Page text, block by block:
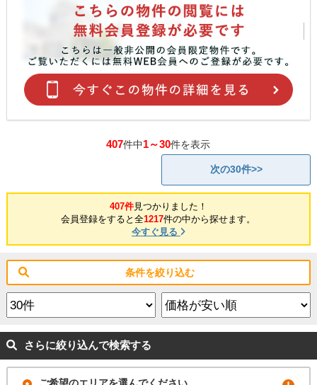
407件中1～30件を表示
次の30件>>
407件見つかりました！
会員登録をすると全1217件の中から探せます。
今すぐ見る
条件を絞り込む
さらに絞り込んで検索する